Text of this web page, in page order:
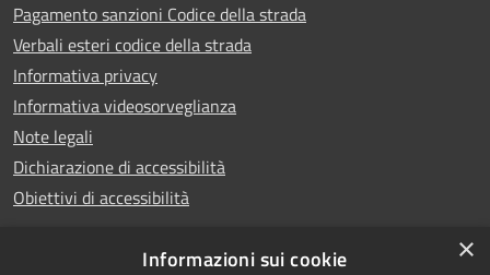
Pagamento sanzioni Codice della strada
Verbali esteri codice della strada
Informativa privacy
Informativa videosorveglianza
Note legali
Dichiarazione di accessibilità
Obiettivi di accessibilità
×
Informazioni sui cookie